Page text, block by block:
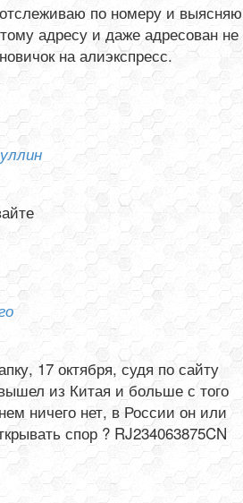
отслеживаю по номеру и выясняю
адресу и даже адресован не
на алиэкспресс.
17 октября, судя по сайту
из Китая и больше с того
ничего нет, в России он или
спор ? RJ234063875CN